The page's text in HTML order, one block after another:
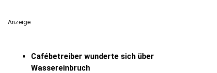
Anzeige
Cafébetreiber wunderte sich über
Wassereinbruch